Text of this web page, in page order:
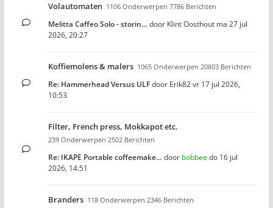
Volautomaten 1106 Onderwerpen 7786 Berichten
Melitta Caffeo Solo - storin… door Klint Oosthout ma 27 jul
2026, 20:27
Koffiemolens & malers 1065 Onderwerpen 20803 Berichten
Re: Hammerhead Versus ULFdoor Erik82vr 17 jul 2026,
10:53
Filter, French press, Mokkapot etc.
239 Onderwerpen 2502 Berichten
Re: IKAPE Portable coffeemake… door bobbeedo 16 jul
2026, 14:51
Branders 118 Onderwerpen 2346 Berichten